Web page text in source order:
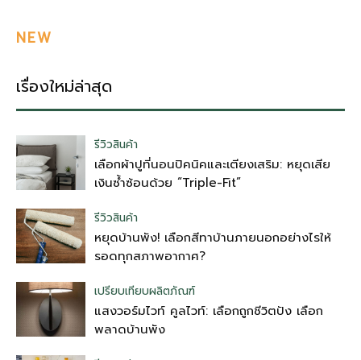
NEW
เรื่องใหม่ล่าสุด
รีวิวสินค้า
เลือกผ้าปูที่นอนปิคนิคและเตียงเสริม: หยุดเสีย
เงินซ้ำซ้อนด้วย “Triple-Fit”
รีวิวสินค้า
หยุดบ้านพัง! เลือกสีทาบ้านภายนอกอย่างไรให้
รอดทุกสภาพอากาศ?
เปรียบเทียบผลิตภัณฑ์
แสงวอร์มไวท์ คูลไวท์: เลือกถูกชีวิตปัง เลือก
พลาดบ้านพัง